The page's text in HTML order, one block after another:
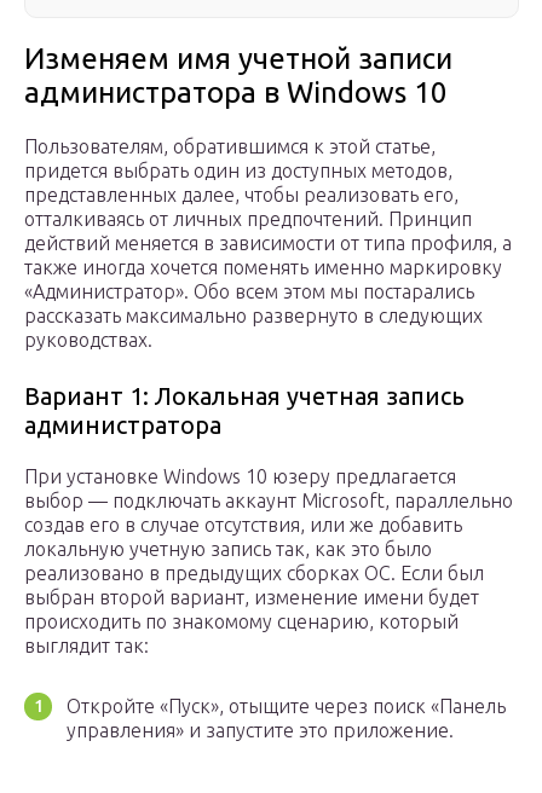
Изменяем имя учетной записи
администратора в Windows 10
Пользователям, обратившимся к этой статье,
придется выбрать один из доступных методов,
представленных далее, чтобы реализовать его,
отталкиваясь от личных предпочтений. Принцип
действий меняется в зависимости от типа профиля, а
также иногда хочется поменять именно маркировку
«Администратор». Обо всем этом мы постарались
рассказать максимально развернуто в следующих
руководствах.
Вариант 1: Локальная учетная запись
администратора
При установке Windows 10 юзеру предлагается
выбор — подключать аккаунт Microsoft, параллельно
создав его в случае отсутствия, или же добавить
локальную учетную запись так, как это было
реализовано в предыдущих сборках ОС. Если был
выбран второй вариант, изменение имени будет
происходить по знакомому сценарию, который
выглядит так:
Откройте «Пуск», отыщите через поиск «Панель
управления» и запустите это приложение.